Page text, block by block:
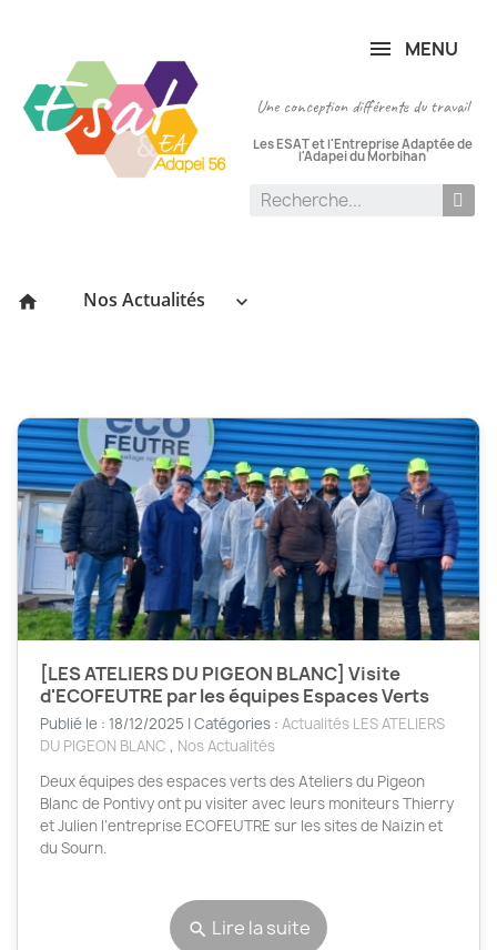
MENU
Une conception différente du travail
Les ESAT et l'Entreprise Adaptée de
l'Adapei du Morbihan
home Nos Actualités keyboard_arrow_down
[LES ATELIERS DU PIGEON BLANC] Visite
d'ECOFEUTRE par les équipes Espaces Verts
Publié le : 18/12/2025 | Catégories : Actualités LES ATELIERS
DU PIGEON BLANC , Nos Actualités
Deux équipes des espaces verts des Ateliers du Pigeon
Blanc de Pontivy ont pu visiter avec leurs moniteurs Thierry
et Julien l’entreprise ECOFEUTRE sur les sites de Naizin et
du Sourn.
search Lire la suite